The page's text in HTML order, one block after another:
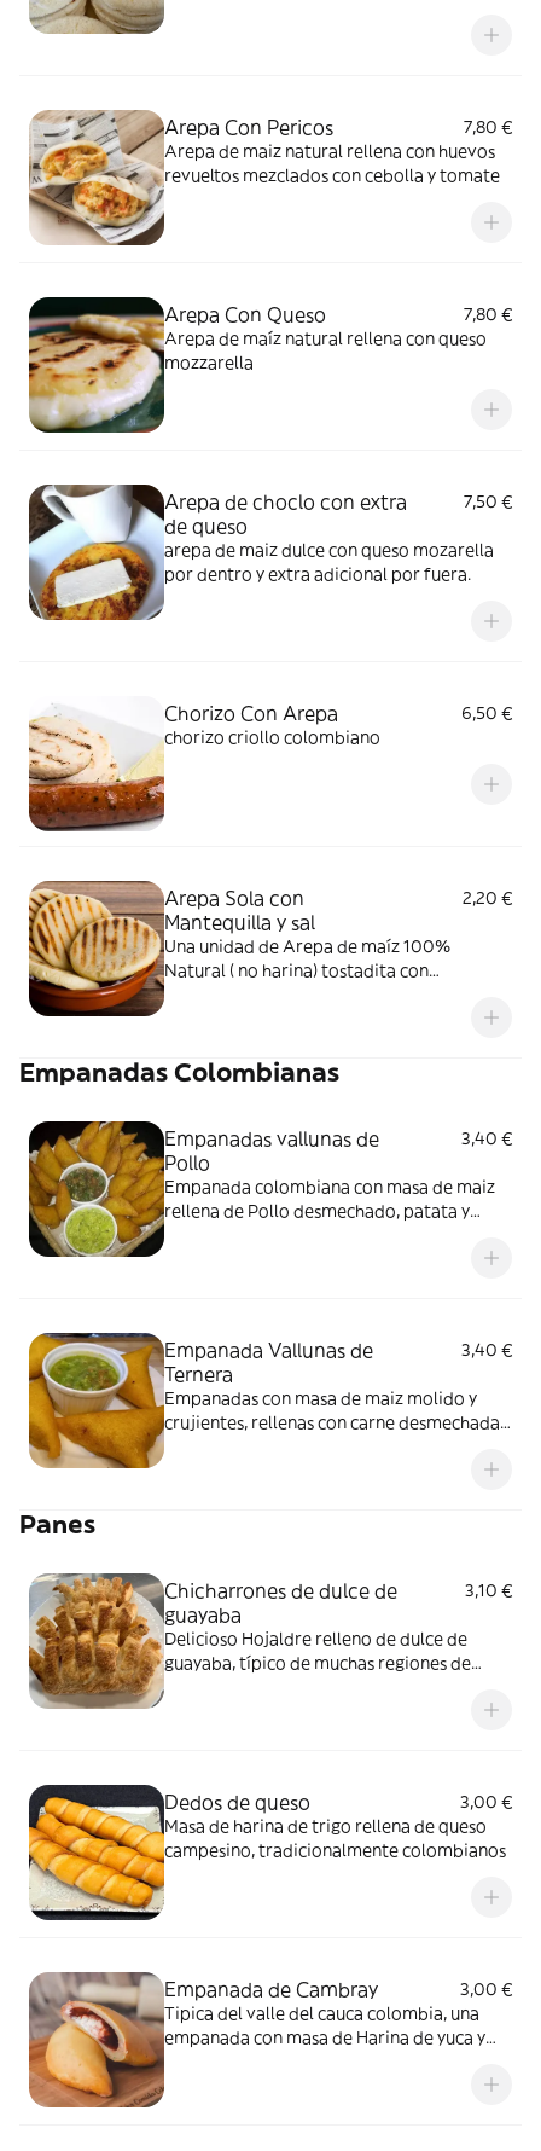
Solo calentar en parrilla o sartén y comer al
Arepa Con Pericos
7,80 €
Arepa de maiz natural rellena con huevos
revueltos mezclados con cebolla y tomate
Arepa Con Queso
7,80 €
Arepa de maíz natural rellena con queso
mozzarella
Arepa de choclo con extra
de queso
7,50 €
arepa de maiz dulce con queso mozarella
por dentro y extra adicional por fuera.
Chorizo Con Arepa
6,50 €
chorizo criollo colombiano
Arepa Sola con
Mantequilla y sal
2,20 €
Una unidad de Arepa de maíz 100%
Natural ( no harina) tostadita con
Empanadas Colombianas
Empanadas vallunas de
Pollo
3,40 €
Empanada colombiana con masa de maiz
rellena de Pollo desmechado, patata y
Empanada Vallunas de
Ternera
3,40 €
Empanadas con masa de maiz molido y
crujientes, rellenas con carne desmechada,
Panes
Chicharrones de dulce de
guayaba
3,10 €
Delicioso Hojaldre relleno de dulce de
guayaba, típico de muchas regiones de
Dedos de queso
3,00 €
Masa de harina de trigo rellena de queso
campesino, tradicionalmente colombianos
Empanada de Cambray
3,00 €
Tipica del valle del cauca colombia, una
empanada con masa de Harina de yuca y